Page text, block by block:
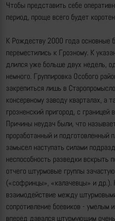
Чтобы представить себе
период, проще всего будет
К Рождеству 2000 года основные
переместились к Грозному. К
длился уже больше двух недель,
немного. Группировка Особого
закрепиться лишь в
консервному заводу кварталах, а
грозненский пригород, с границей
Причины неудач были, что
проработанный и подготовленный
замысел наступать силами
неспособность разведки вскрыть
отчего штурмовые группы
(«софринцы», «калачевцы» и др.).
взаимодействие между
сопротивление боевиков -
вперед давался штурмующим